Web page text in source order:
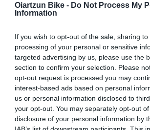
Oiartzun Bike - Do Not Process My
Information
If you wish to opt-out of the sale, sharing
processing of your personal or sensitive
targeted advertising by us, please use the
section to confirm your selection. Please
opt-out request is processed you may
interest-based ads based on personal
us or personal information disclosed to
your opt-out. You may separately opt-out
disclosure of your personal information by